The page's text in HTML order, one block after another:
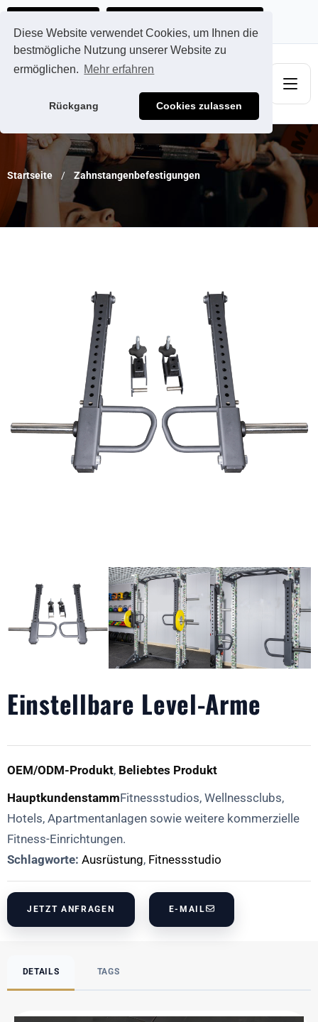
Diese Website verwendet Cookies, um Ihnen die
bestmögliche Nutzung unserer Website zu
ermöglichen. Mehr erfahren
Rückgang Cookies zulassen
Startseite Zahnstangenbefestigungen
Einstellbare Level-Arme
OEM/ODM-Produkt, Beliebtes Produkt
HauptkundenstammFitnessstudios, Wellnessclubs,
Hotels, Apartmentanlagen sowie weitere kommerzielle
Fitness-Einrichtungen.
Schlagworte: Ausrüstung, Fitnessstudio
JETZT ANFRAGEN E-MAIL
DETAILS TAGS